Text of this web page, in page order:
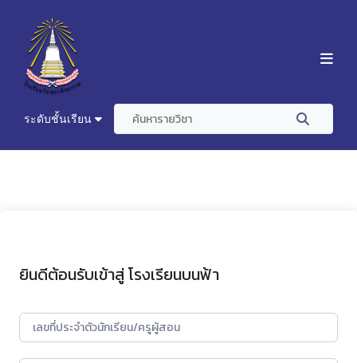
ระดับชั้นเรียน
ยินดีต้อนรับเข้าสู่ โรงเรียนบนฟ้า